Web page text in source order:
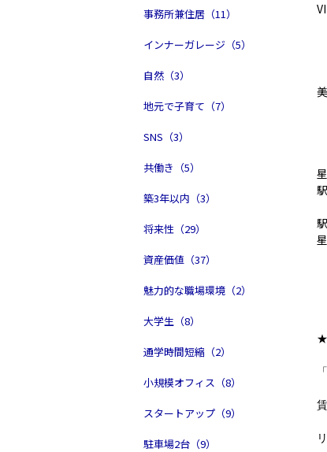
事務所兼住居（11）
インナーガレージ（5）
自然（3）
地元で子育て（7）
SNS（3）
共働き（5）
築3年以内（3）
将来性（29）
資産価値（37）
魅力的な職場環境（2）
大学生（8）
通学時間短縮（2）
小規模オフィス（8）
スタートアップ（9）
駐車場2台（9）